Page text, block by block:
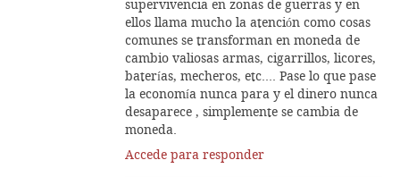
supervivencia en zonas de guerras y en
ellos llama mucho la atención como cosas
comunes se transforman en moneda de
cambio valiosas armas, cigarrillos, licores,
baterías, mecheros, etc…. Pase lo que pase
la economía nunca para y el dinero nunca
desaparece , simplemente se cambia de
moneda.
Accede para responder